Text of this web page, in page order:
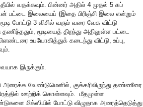
வதக்கவும். பின்னர் அதில் 4 முதல் 5 கப்
பட்டை இலையைப் (இதை பிரிஞ்சி இலை என்றும்
போட்டு 3 விசில் வரும் வரை வேக விட்டு
தணிந்ததும், மூடியைத் திறந்து அதிலுள்ள பட்டை
உபயோகித்துக் கடைந்து விட்டு, உப்பு,
இருக்கும்.
அரைக்க வேண்டுமெனில், குக்கரிலிருந்து தண்ணீரை
ஊற்றிக் கொள்ளவும். மீதமுள்ள
மிக்ஸியில் போட்டு விழுதாக அரைத்தெடுத்து,